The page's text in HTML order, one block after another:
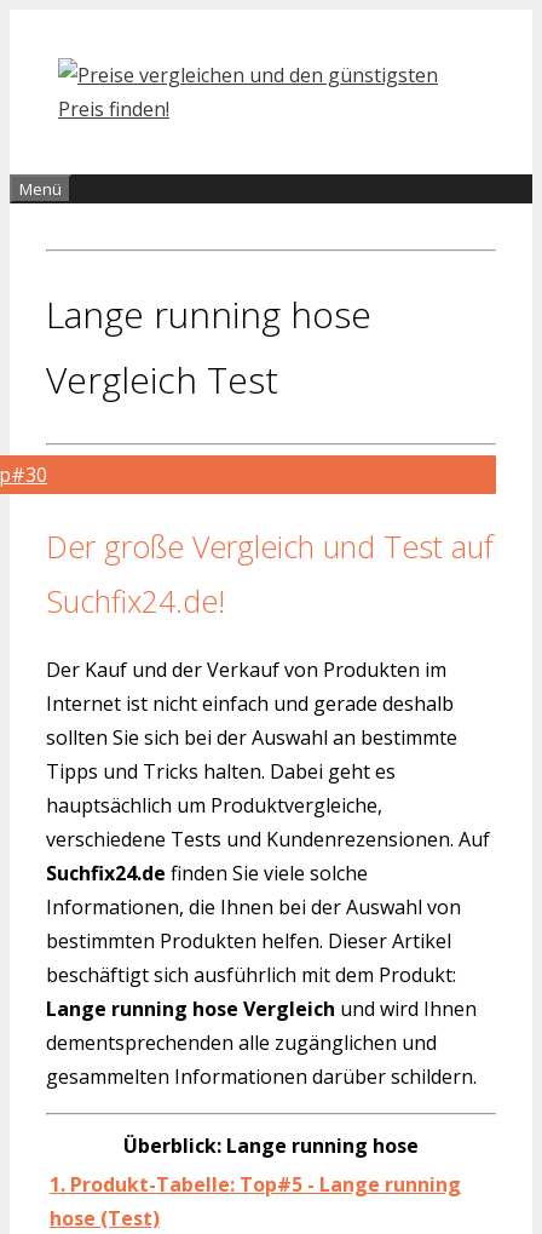
Inhalt
springen
Menü
Lange running hose
Vergleich Test
Der große Vergleich und Test auf
Suchfix24.de!
Der Kauf und der Verkauf von Produkten im
Internet ist nicht einfach und gerade deshalb
sollten Sie sich bei der Auswahl an bestimmte
Tipps und Tricks halten. Dabei geht es
hauptsächlich um Produktvergleiche,
verschiedene Tests und Kundenrezensionen. Auf
Suchfix24.de finden Sie viele solche
Informationen, die Ihnen bei der Auswahl von
bestimmten Produkten helfen. Dieser Artikel
beschäftigt sich ausführlich mit dem Produkt:
Lange running hose Vergleich und wird Ihnen
dementsprechenden alle zugänglichen und
gesammelten Informationen darüber schildern.
Überblick: Lange running hose
1. Produkt-Tabelle: Top#5 - Lange running
hose (Test)